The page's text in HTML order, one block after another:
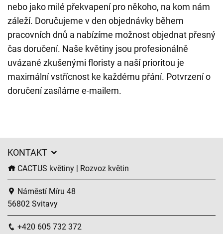
nebo jako milé překvapení pro někoho, na kom nám
záleží. Doručujeme v den objednávky během
pracovních dnů a nabízíme možnost objednat přesný
čas doručení. Naše květiny jsou profesionálně
uvázané zkušenými floristy a naší prioritou je
maximální vstřícnost ke každému přání. Potvrzení o
doručení zasíláme e-mailem.
KONTAKT
CACTUS květiny | Rozvoz květin
Náměstí Míru 48
56802 Svitavy
+420 605 732 372